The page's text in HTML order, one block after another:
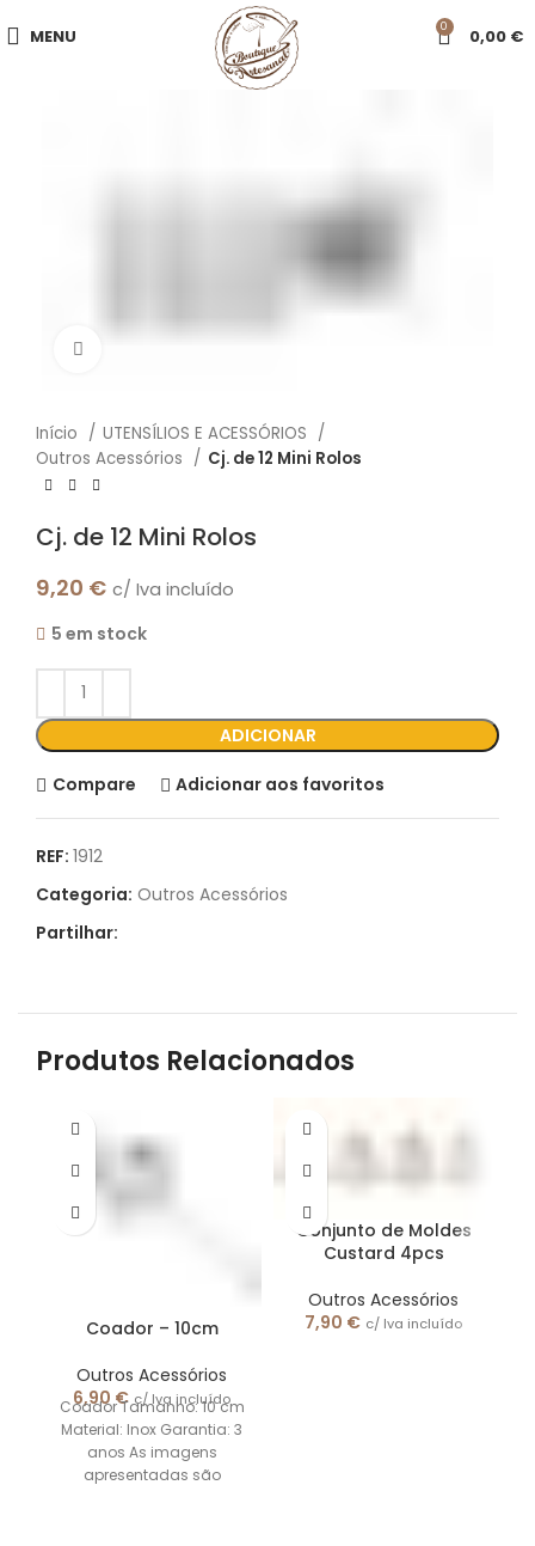
MENU 0 0,00 €
Início
UTENSÍLIOS E ACESSÓRIOS
Outros Acessórios
Cj. de 12 Mini Rolos
Cj. de 12 Mini Rolos
9,20 € c/ Iva incluído
5 em stock
ADICIONAR
Compare Adicionar aos favoritos
REF: 1912
Categoria: Outros Acessórios
Partilhar:
Produtos Relacionados
Coador – 10cm
Outros Acessórios
6,90 € c/ Iva incluído
Coador Tamanho: 10 cm
Material: Inox Garantia: 3
anos As imagens
apresentadas são
Conjunto de Moldes
Custard 4pcs
Outros Acessórios
7,90 € c/ Iva incluído